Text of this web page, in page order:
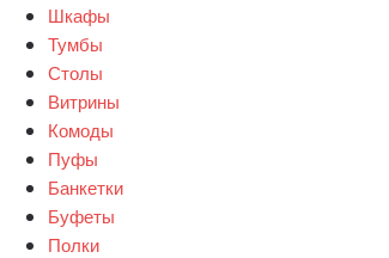
Шкафы
Тумбы
Столы
Витрины
Комоды
Пуфы
Банкетки
Буфеты
Полки